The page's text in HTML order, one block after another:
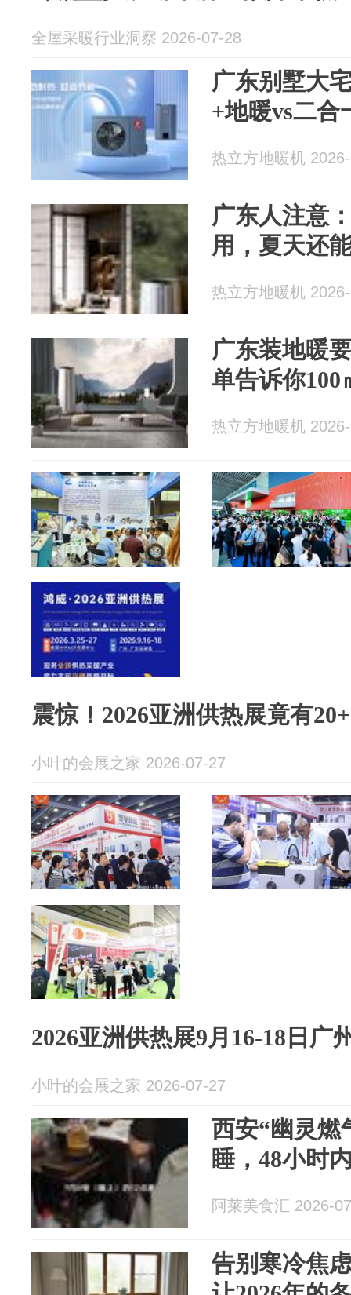
全屋采暖行业洞察 2026-07-28
广东别墅大
+地暖vs二合
热立方地暖机
广东人注意
用，夏天还
热立方地暖机
广东装地暖
单告诉你100
热立方地暖机
震惊！2026亚洲供热展竟有
小叶的会展之家 2026-07-27
2026亚洲供热展9月16-18日广
小叶的会展之家 2026-07-27
西安“幽灵燃
睡，48小时
阿莱美食汇 2026-
告别寒冷焦